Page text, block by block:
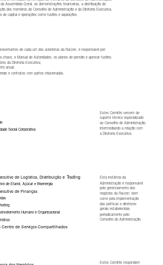
de cada um dos acionistas da Raízen, é responsável por:
chave, o Manual de Autoridades, os planos de pensão e aprovar fusões;
da Diretoria Executiva;
anual;
e contratos com partes relacionadas.
Assembleia Geral, as demonstrações financeiras, a distribuição de
dos membros do Conselho de Administração e da Diretoria Executiva,
de capital e operações como fusões e aquisições.
de Logística, Distribuição e Trading
de Etanol, Açúcar e Bioenergia
de Finanças
Humano e Organizacional
de Serviços Compartilhados
Esta instância da
Administração é responsável
pelo gerenciamento dos
negócios da Raízen, bem
como pela implementação
das políticas e diretrizes
gerais estabelecidas
periodicamente pelo
Conselho de Administração.
Estes Comitês respondem
Social Corporativa
Estes Comitês servem de
suporte técnico especializado
ao Conselho de Administração,
intermediando a relação com
a Diretoria Executiva.